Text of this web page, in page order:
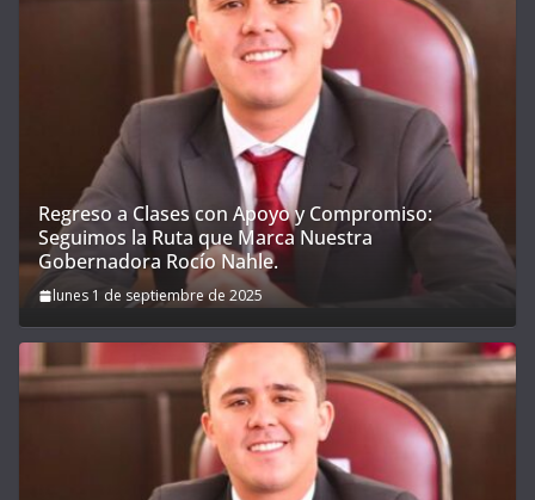
Regreso a Clases con Apoyo y Compromiso:
Seguimos la Ruta que Marca Nuestra
Gobernadora Rocío Nahle.
lunes 1 de septiembre de 2025